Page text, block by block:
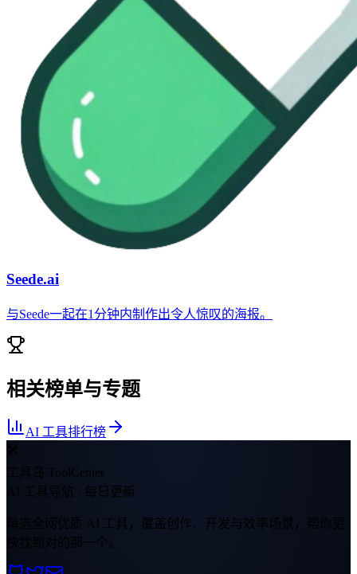
Seede.ai
与Seede一起在1分钟内制作出令人惊叹的海报。
相关榜单与专题
AI 工具排行榜
🛠
工具岛 ToolCenter
AI 工具导航 · 每日更新
精选全网优质 AI 工具，覆盖创作、开发与效率场景，帮你更
快找到对的那一个。